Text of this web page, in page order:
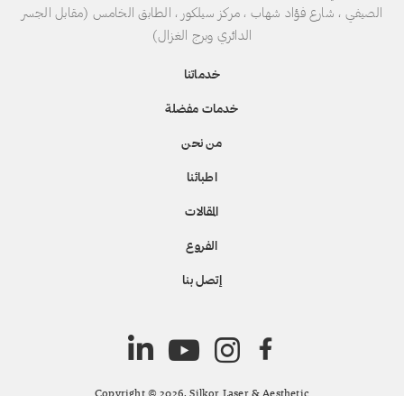
الصيفي ، شارع فؤاد شهاب ، مركز سيلكور ، الطابق الخامس (مقابل الجسر
الدائري وبرج الغزال)
خدماتنا
خدمات مفضلة
من نحن
اطبائنا
المقالات
الفروع
إتصل بنا
Copyright © 2026. Silkor Laser & Aesthetic